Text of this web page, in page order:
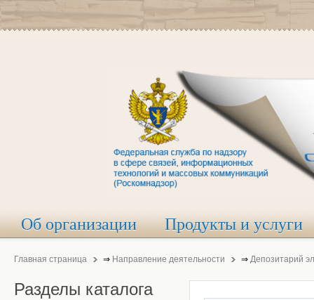
Об организации Продукты и услуги
Главная страница ⇒ Направление деятельности ⇒ Депозитарий
Разделы каталога